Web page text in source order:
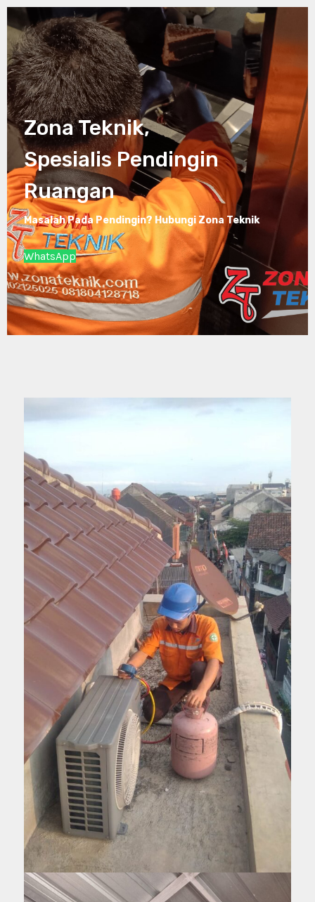
Lewati
ke
konten
Zona Teknik,
Spesialis Pendingin
Ruangan
Masalah Pada Pendingin? Hubungi Zona Teknik
WhatsApp